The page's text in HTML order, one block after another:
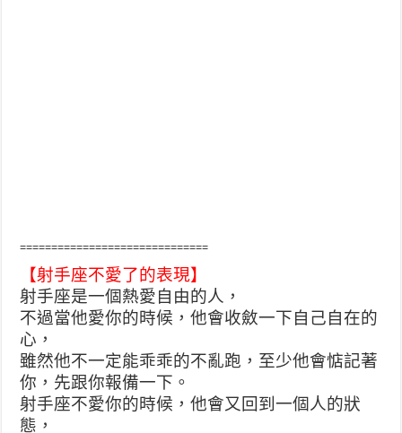
==============================
【射手座不愛了的表現】
射手座是一個熱愛自由的人，
不過當他愛你的時候，他會收斂一下自己自在的
心，
雖然他不一定能乖乖的不亂跑，至少他會惦記著
你，先跟你報備一下。
射手座不愛你的時候，他會又回到一個人的狀
態，